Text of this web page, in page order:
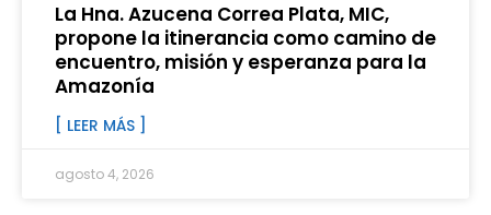
La Hna. Azucena Correa Plata, MIC,
propone la itinerancia como camino de
encuentro, misión y esperanza para la
Amazonía
[ LEER MÁS ]
agosto 4, 2026